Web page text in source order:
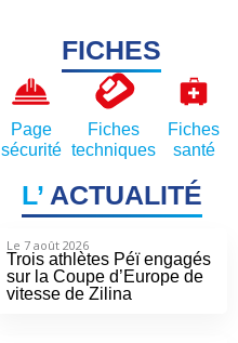
FICHES
Page
sécurité
Fiches
techniques
Fiches
santé
L’ACTUALITÉ
Le 7 août 2026
Trois athlètes Péï engagés
sur la Coupe d’Europe de
vitesse de Zilina